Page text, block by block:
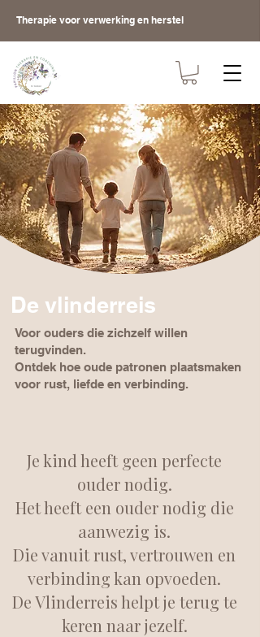
Therapie voor verwerking en herstel
De vlinderreis
Voor ouders die zichzelf willen
terugvinden.
Ontdek hoe oude patronen plaatsmaken
voor rust, liefde en verbinding.
Je kind heeft geen perfecte
ouder nodig.
Het heeft een ouder nodig die
aanwezig is.
Die vanuit rust, vertrouwen en
verbinding kan opvoeden.
De Vlinderreis helpt je terug te
keren naar jezelf.